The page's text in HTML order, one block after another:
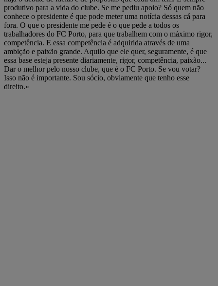
produtivo para a vida do clube. Se me pediu apoio? Só quem não
conhece o presidente é que pode meter uma notícia dessas cá para
fora. O que o presidente me pede é o que pede a todos os
trabalhadores do FC Porto, para que trabalhem com o máximo rigor,
competência. E essa competência é adquirida através de uma
ambição e paixão grande. Aquilo que ele quer, seguramente, é que
essa base esteja presente diariamente, rigor, competência, paixão...
Dar o melhor pelo nosso clube, que é o FC Porto. Se vou votar?
Isso não é importante. Sou sócio, obviamente que tenho esse
direito.»